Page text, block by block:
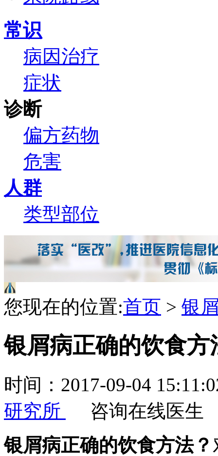
常识
病因治疗
症状
诊断
偏方药物
危害
人群
类型部位
您现在的位置:首页 > 银
银屑病正确的饮食方
时间：2017-09-04
研究所
咨询在线医生
银屑病正确的饮食方法？